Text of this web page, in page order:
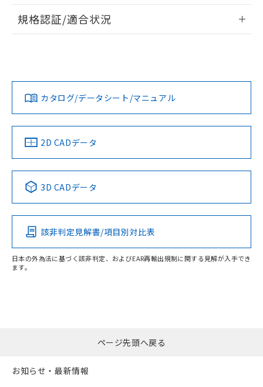
取りつけ穴加工図
ログイン/会員登録
ダウンロードデータをご利用いただく前に、以下を必ずお読
みください。
ソフトウェアの使用条件
G2R-1A-Z DC5のRoHS対応状況については、営業部門もしく
この製品のRoHS/REACH対応状況ページへ
規格認証/適合状況
カタログ/データシート/マニュアル
2D CADデータ
3D CADデータ
該非判定見解書/項目別対比表
日本の外為法に基づく該非判定、およびEAR再輸出規制に関する見解が入手でき
ます。
ページ先頭へ戻る
お知らせ・最新情報